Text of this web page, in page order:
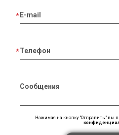
E-mail
Телефон
Сообщения
Нажимая на кнопку "Отправить" вы